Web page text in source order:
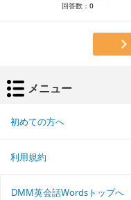
回答数： 0
メニュー
初めての方へ
利用規約
DMM英会話Wordsトップへ